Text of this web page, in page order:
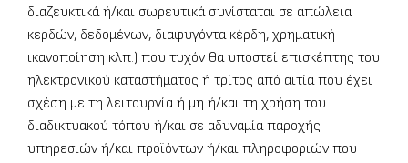
διαζευκτικά ή/και σωρευτικά συνίσταται σε απώλεια
κερδών, δεδομένων, διαφυγόντα κέρδη, χρηματική
ικανοποίηση κλπ.) που τυχόν θα υποστεί επισκέπτης του
ηλεκτρονικού καταστήματος ή τρίτος από αιτία που έχει
σχέση με τη λειτουργία ή μη ή/και τη χρήση του
διαδικτυακού τόπου ή/και σε αδυναμία παροχής
υπηρεσιών ή/και προϊόντων ή/και πληροφοριών που